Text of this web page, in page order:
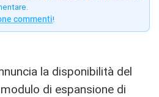
commenti!
la disponibilità del
di espansione di